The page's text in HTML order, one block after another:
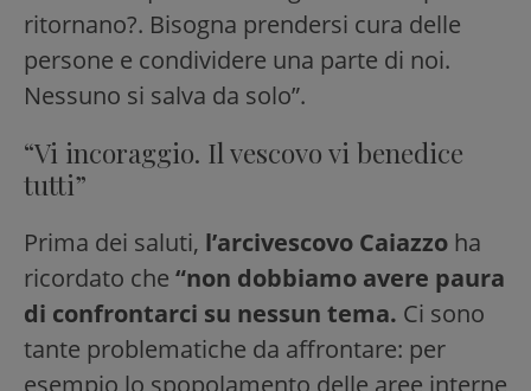
ritornano?. Bisogna prendersi cura delle
persone e condividere una parte di noi.
Nessuno si salva da solo”.
“Vi incoraggio. Il vescovo vi benedice
tutti”
Prima dei saluti, l’arcivescovo Caiazzo ha
ricordato che “non dobbiamo avere paura
di confrontarci su nessun tema. Ci sono
tante problematiche da affrontare: per
esempio lo spopolamento delle aree interne